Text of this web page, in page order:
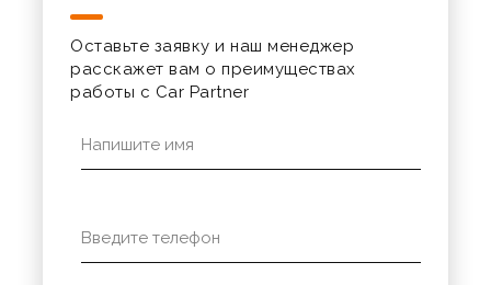
Оставьте заявку и наш менеджер
расскажет вам о преимуществах
работы с Car Partner